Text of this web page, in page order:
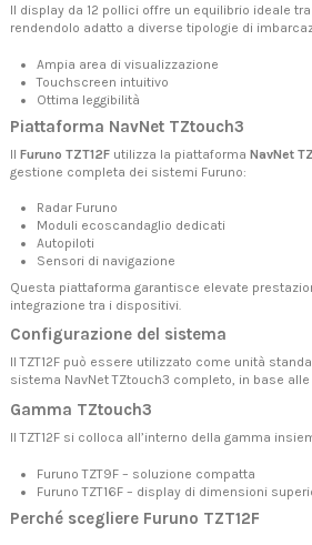
Il display da 12 pollici offre un equilibrio ideale
rendendolo adatto a diverse tipologie di
Ampia area di visualizzazione
Touchscreen intuitivo
Ottima leggibilità
Piattaforma NavNet TZtouch3
Il Furuno TZT12F utilizza la piattaforma NavNet
gestione completa dei sistemi Furuno:
Radar Furuno
Moduli ecoscandaglio dedicati
Autopiloti
Sensori di navigazione
Questa piattaforma garantisce elevate
integrazione tra i dispositivi.
Configurazione del sistema
Il TZT12F può essere utilizzato come unità
sistema NavNet TZtouch3 completo, in base
Gamma TZtouch3
Il TZT12F si colloca all’interno della gamma
Furuno TZT9F – soluzione compatta
Furuno TZT16F – display di dimensioni
Perché scegliere Furuno TZT12F